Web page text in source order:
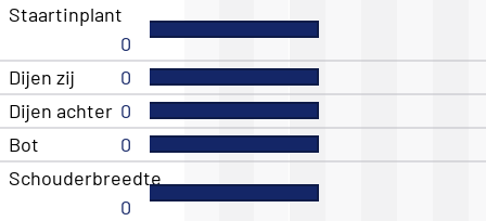
Staartinplant
0
Dijen zij
0
Dijen achter 0
Bot
0
Schouderbreedte
0